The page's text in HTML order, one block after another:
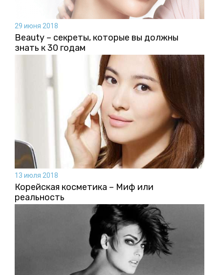
29 июня 2018
Beauty – секреты, которые вы должны
знать к 30 годам
13 июля 2018
Корейская косметика – Миф или
реальность